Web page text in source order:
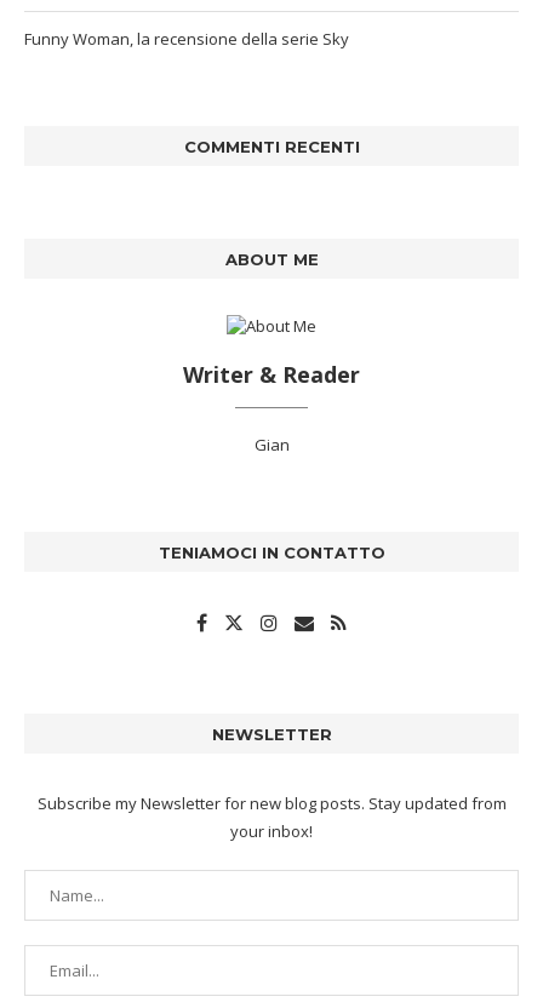
Funny Woman, la recensione della serie Sky
COMMENTI RECENTI
ABOUT ME
Writer & Reader
Gian
TENIAMOCI IN CONTATTO
NEWSLETTER
Subscribe my Newsletter for new blog posts. Stay updated from
your inbox!